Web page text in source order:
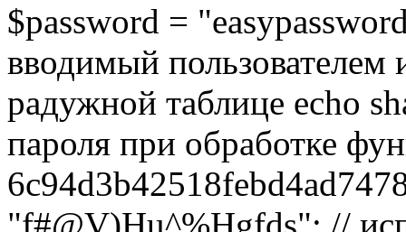
$password =
вводимый
радужной таблице echo
пароля при обработке
"f#@V)Hu^%Hgfds"; //